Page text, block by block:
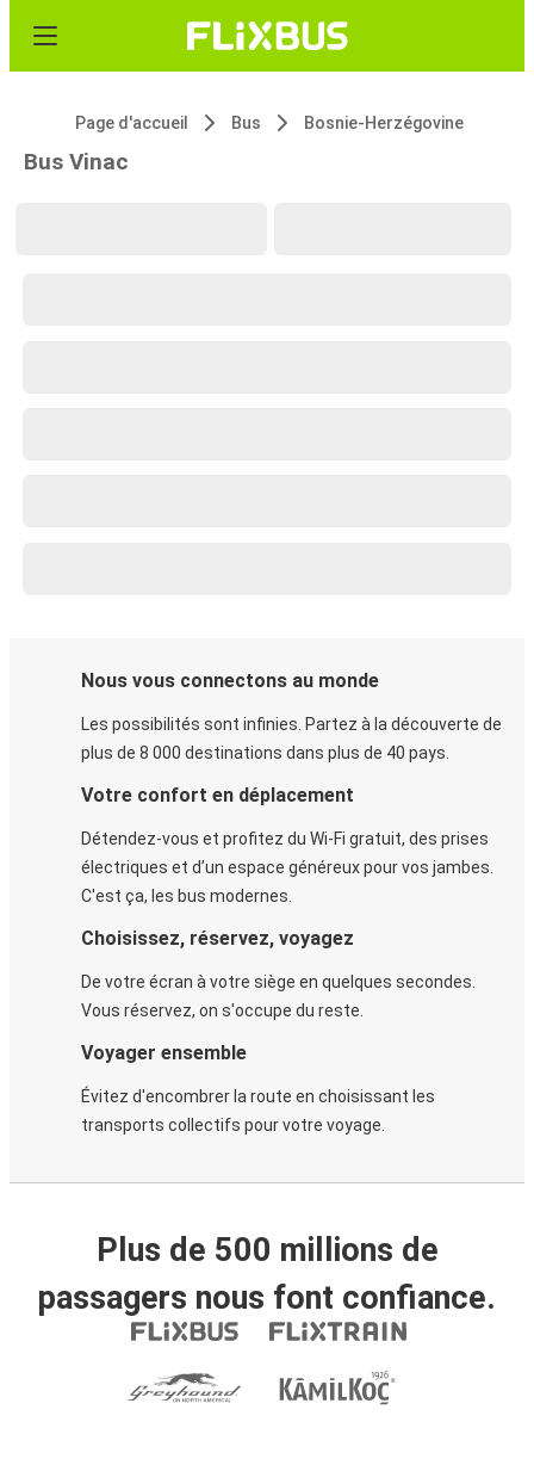
Page d'accueil Bus Bosnie-Herzégovine
Bus Vinac
Nous vous connectons au monde
Les possibilités sont infinies. Partez à la découverte de
plus de 8 000 destinations dans plus de 40 pays.
Votre confort en déplacement
Détendez-vous et profitez du Wi-Fi gratuit, des prises
électriques et d’un espace généreux pour vos jambes.
C'est ça, les bus modernes.
Choisissez, réservez, voyagez
De votre écran à votre siège en quelques secondes.
Vous réservez, on s'occupe du reste.
Voyager ensemble
Évitez d'encombrer la route en choisissant les
transports collectifs pour votre voyage.
Plus de 500 millions de
passagers nous font confiance.